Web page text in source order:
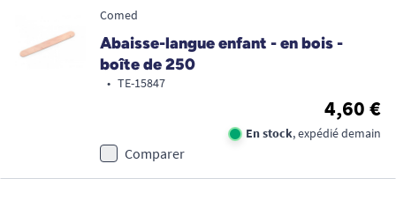
Comed
Abaisse-langue enfant - en bois -
boîte de 250
• TE-15847
4,60 €
En stock, expédié demain
Comparer